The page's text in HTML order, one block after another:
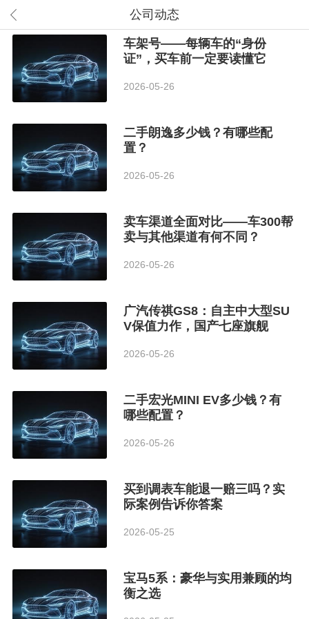
公司动态
车架号——每辆车的“身份
证”，买车前一定要读懂它
2026-05-26
二手朗逸多少钱？有哪些配
置？
2026-05-26
卖车渠道全面对比——车300帮
卖与其他渠道有何不同？
2026-05-26
广汽传祺GS8：自主中大型SU
V保值力作，国产七座旗舰
2026-05-26
二手宏光MINI EV多少钱？有
哪些配置？
2026-05-26
买到调表车能退一赔三吗？实
际案例告诉你答案
2026-05-25
宝马5系：豪华与实用兼顾的均
衡之选